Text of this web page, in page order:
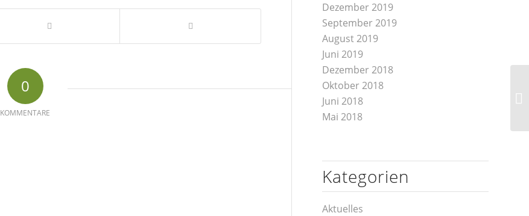
0
KOMMENTARE
Dezember 2019
September 2019
August 2019
Juni 2019
Dezember 2018
Oktober 2018
Juni 2018
Mai 2018
Kategorien
Aktuelles